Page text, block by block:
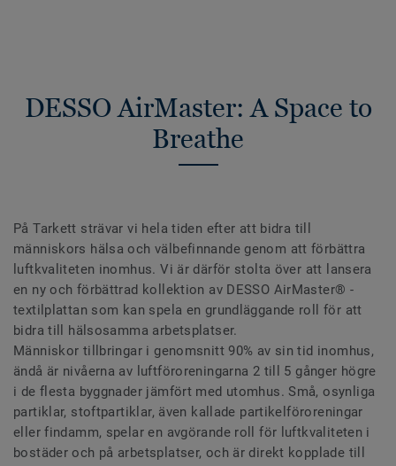
DESSO AirMaster: A Space to
Breathe
På Tarkett strävar vi hela tiden efter att bidra till
människors hälsa och välbefinnande genom att förbättra
luftkvaliteten inomhus. Vi är därför stolta över att lansera
en ny och förbättrad kollektion av DESSO AirMaster® -
textilplattan som kan spela en grundläggande roll för att
bidra till hälsosamma arbetsplatser.
Människor tillbringar i genomsnitt 90% av sin tid inomhus,
ändå är nivåerna av luftföroreningarna 2 till 5 gånger högre
i de flesta byggnader jämfört med utomhus. Små, osynliga
partiklar, stoftpartiklar, även kallade partikelföroreningar
eller findamm, spelar en avgörande roll för luftkvaliteten i
bostäder och på arbetsplatser, och är direkt kopplade till